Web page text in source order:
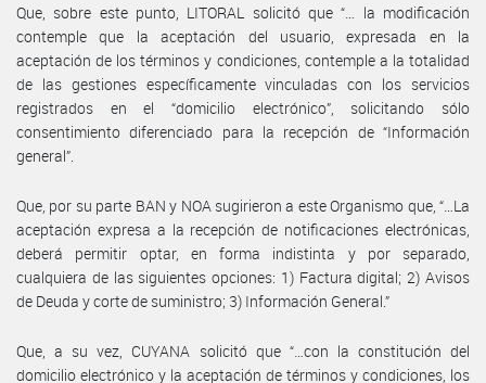
Que, sobre este punto, LITORAL solicitó que “… la modificación
contemple que la aceptación del usuario, expresada en la
aceptación de los términos y condiciones, contemple a la totalidad
de las gestiones específicamente vinculadas con los servicios
registrados en el “domicilio electrónico”, solicitando sólo
consentimiento diferenciado para la recepción de “Información
general”.
Que, por su parte BAN y NOA sugirieron a este Organismo que, “…La
aceptación expresa a la recepción de notificaciones electrónicas,
deberá permitir optar, en forma indistinta y por separado,
cualquiera de las siguientes opciones: 1) Factura digital; 2) Avisos
de Deuda y corte de suministro; 3) Información General.”
Que, a su vez, CUYANA solicitó que “…con la constitución del
domicilio electrónico y la aceptación de términos y condiciones, los